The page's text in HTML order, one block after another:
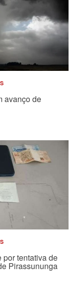
avanço de
por tentativa de
Pirassununga